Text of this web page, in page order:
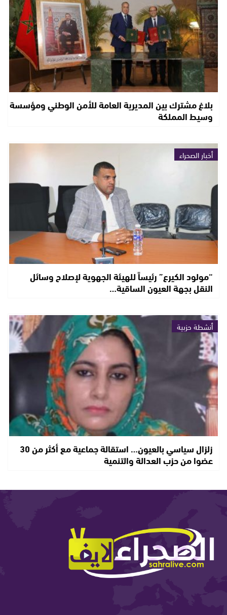
بلاغ مشترك بين المديرية العامة للأمن الوطني ومؤسسة
وسيط المملكة
أخبار الصحراء
“مولود الكيرع” رئيساً للهيئة الجهوية لإصلاح وسائل
النقل بجهة العيون الساقية…
أنشطة حزبية
زلزال سياسي بالعيون… استقالة جماعية مع أكثر من 30
عضوا من حزب العدالة والتنمية